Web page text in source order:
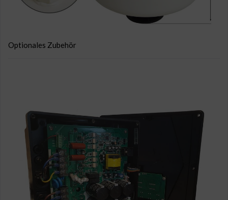
Optionales Zubehör